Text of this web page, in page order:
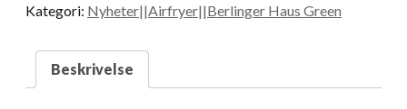
Kategori: Nyheter||Airfryer||Berlinger Haus Green
Beskrivelse